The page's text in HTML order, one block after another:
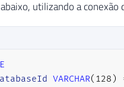
utilizando a conexão
VARCHAR( 128 )